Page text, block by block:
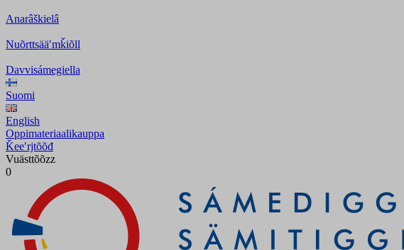
Anarâškielâ
Nuõrttsääʹmǩiõll
Davvisámegiella
Suomi
English
Oppimateriaalikauppa
Ǩeeʹrjtõõđ
Vuästtõõzz
0